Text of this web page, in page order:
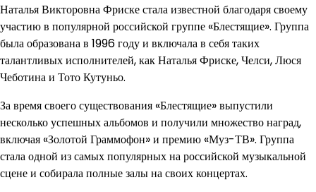
Наталья Викторовна Фриске стала известной благодаря своему
участию в популярной российской группе «Блестящие». Группа
была образована в 1996 году и включала в себя таких
талантливых исполнителей, как Наталья Фриске, Челси, Люся
Чеботина и Тото Кутуньо.
За время своего существования «Блестящие» выпустили
несколько успешных альбомов и получили множество наград,
включая «Золотой Граммофон» и премию «Муз-ТВ». Группа
стала одной из самых популярных на российской музыкальной
сцене и собирала полные залы на своих концертах.